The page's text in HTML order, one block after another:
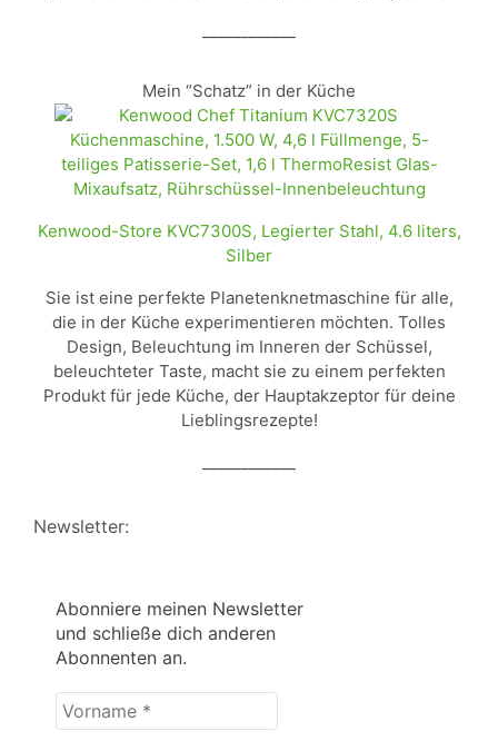
Mein “Schatz” in der Küche
Kenwood-Store KVC7300S, Legierter Stahl, 4.6 liters,
Silber
Sie ist eine perfekte Planetenknetmaschine für alle,
die in der Küche experimentieren möchten. Tolles
Design, Beleuchtung im Inneren der Schüssel,
beleuchteter Taste, macht sie zu einem perfekten
Produkt für jede Küche, der Hauptakzeptor für deine
Lieblingsrezepte!
Newsletter:
Abonniere meinen Newsletter
und schließe dich anderen
Abonnenten an.
Vorname
*